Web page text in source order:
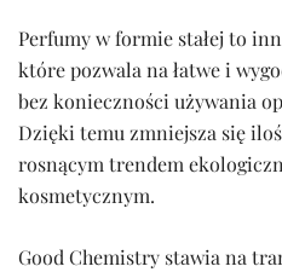
Perfumy w formie stałej to
które pozwala na łatwe i
bez konieczności używania
Dzięki temu zmniejsza się
rosnącym trendem
kosmetycznym.
Good Chemistry stawia na